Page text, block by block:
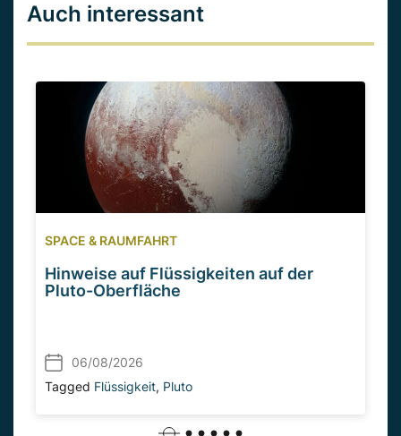
Auch interessant
SPACE & RAUMFAHRT
Hinweise auf Flüssigkeiten auf der
Pluto-Oberfläche
06/08/2026
Tagged Flüssigkeit, Pluto